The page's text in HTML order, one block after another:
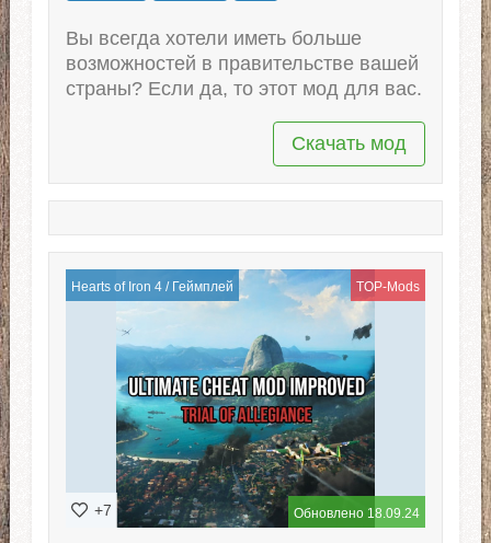
Вы всегда хотели иметь больше
возможностей в правительстве вашей
страны? Если да, то этот мод для вас.
Скачать мод
Hearts of Iron 4/ Геймплей TOP-Mods
Обновлено 18.09.24
+7